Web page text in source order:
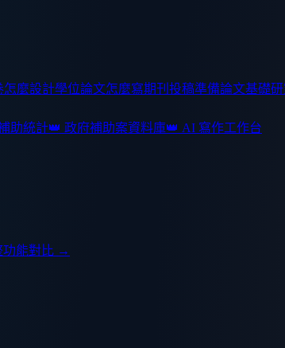
怎麼設計學位論文怎麼寫期刊投稿準備論文基礎
助統計👑 政府補助案資料庫👑 AI 寫作工作台
功能對比 →